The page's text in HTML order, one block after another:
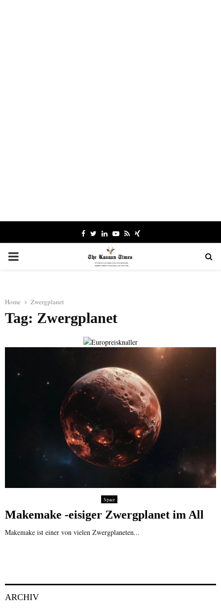
Facebook
TwitterLinkedinYoutube
RssXing
PRIMARY
Home Zwergplanet
Tag: Zwergplanet
Space
Makemake -eisiger Zwergplanet im All
Makemake ist einer von vielen Zwergplaneten...
ARCHIV